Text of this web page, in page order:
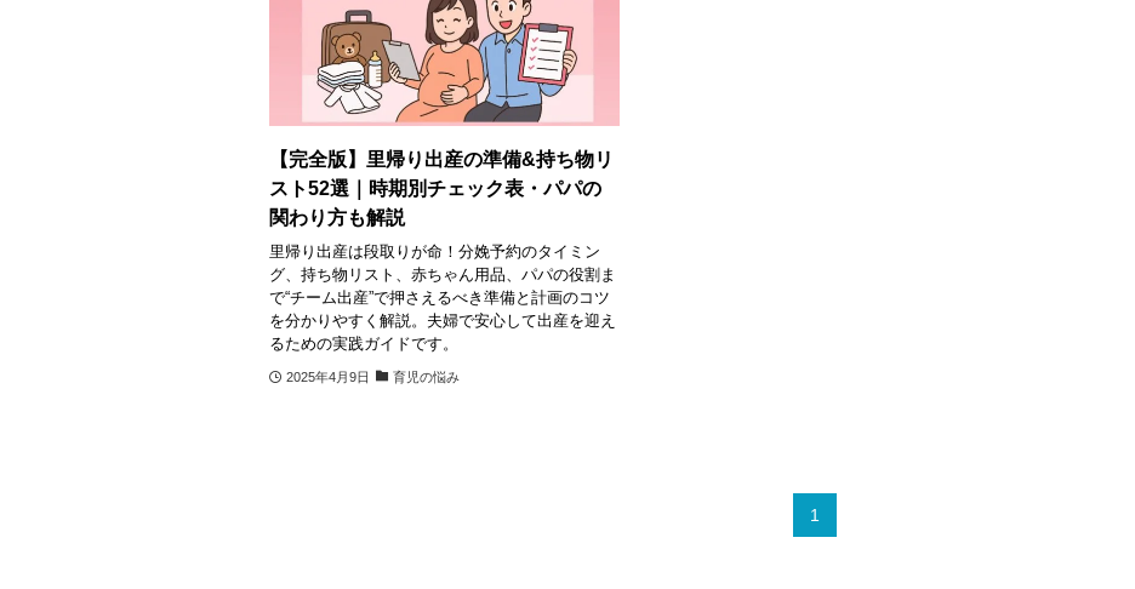
【完全版】里帰り出産の準備&持ち物リ
スト52選｜時期別チェック表・パパの
関わり方も解説
里帰り出産は段取りが命！分娩予約のタイミン
グ、持ち物リスト、赤ちゃん用品、パパの役割ま
で“チーム出産”で押さえるべき準備と計画のコツ
を分かりやすく解説。夫婦で安心して出産を迎え
るための実践ガイドです。
2025年4月9日 育児の悩み
1